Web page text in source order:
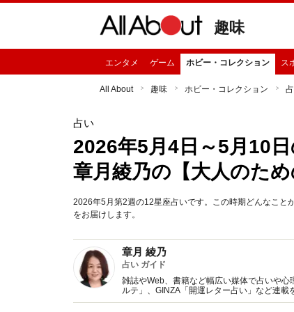
趣味
エンタメ ゲーム ホビー・コレクション ス
All About 趣味 ホビー・コレクション
占い
2026年5月4日～5月10
章月綾乃の【大人のため
2026年5月第2週の12星座占いです。この時期どんなこと
をお届けします。
章月 綾乃
占い ガイド
雑誌やWeb、書籍など幅広い媒体で占いや
ルテ」、GINZA「開運レター占い」など連
い、しぐさや言葉グセの研究など守備範囲は